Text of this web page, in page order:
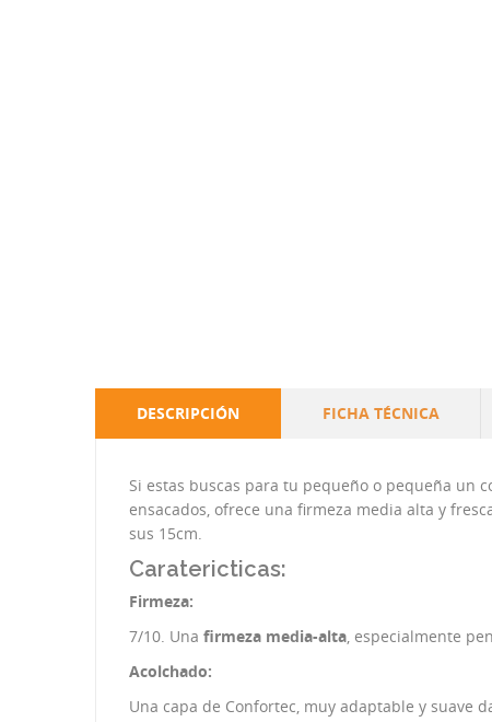
DESCRIPCIÓN FICHA TÉCNICA
Si estas buscas para tu pequeño o pequeña un
ensacados, ofrece una firmeza media alta y
sus 15cm.
Caratericticas:
Firmeza:
7/10. Una firmeza media-alta, especialmente
Acolchado:
Una capa de Confortec, muy adaptable y suave